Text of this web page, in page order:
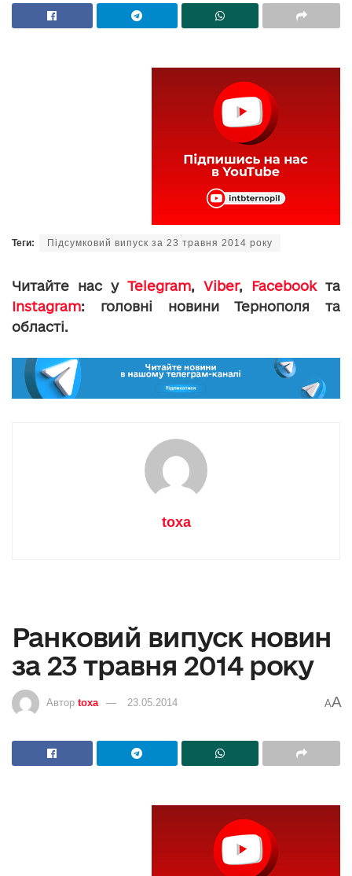
Теги: Підсумковий випуск за 23 травня 2014 року
Читайте нас у Telegram, Viber, Facebookта
Instagram: головні новини Тернополя та
області.
toxa
Ранковий випуск новин
за 23 травня 2014 року
Автор toxa 23.05.2014 AA